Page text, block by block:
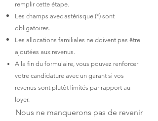
remplir cette étape.
Les champs avec astérisque (*) sont
obligatoires.
Les allocations familiales ne doivent pas être
ajoutées aux revenus.
A la fin du formulaire, vous pouvez renforcer
votre candidature avec un garant si vos
revenus sont plutôt limités par rapport au
loyer.
Nous ne manquerons pas de revenir